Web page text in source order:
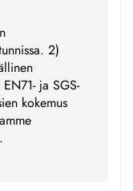
2)
ja SGS-
kokemus